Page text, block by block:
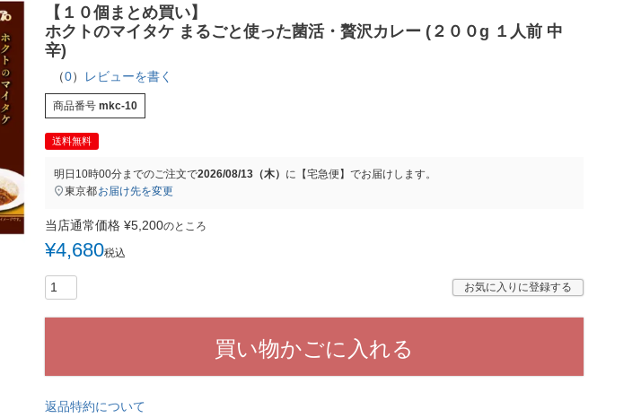
【１０個まとめ買い】
ホクトのマイタケ まるごと使った菌活・贅沢カレー (２００g １人前 中
辛)
（0） レビューを書く
商品番号 mkc-10
送料無料
明日 10時00分までのご注文で2026/08/13（木） に 【宅急便】 でお届けします。
東京都お届け先を変更
当店通常価格 ¥5,200のところ
¥4,680税込
お気に入りに登録する
買い物かごに入れる
返品特約について